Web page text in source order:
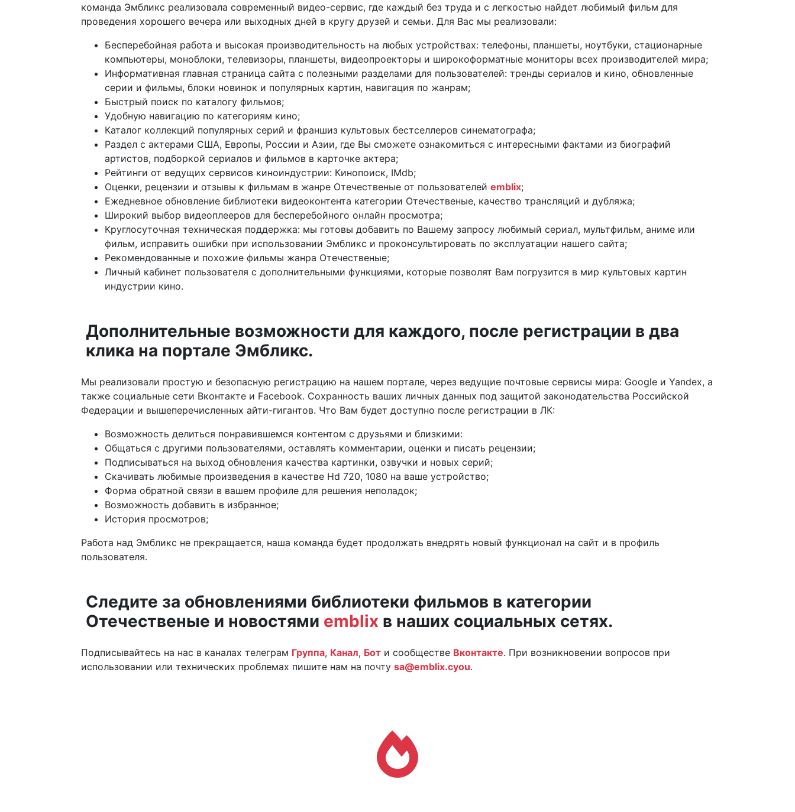
команда Эмбликс реализовала современный видео-сервис, где каждый без труда и с легкостью найдет любимый фильм для
проведения хорошего вечера или выходных дней в кругу друзей и семьи. Для Вас мы реализовали:
Бесперебойная работа и высокая производительность на любых устройствах: телефоны, планшеты, ноутбуки, стационарные
компьютеры, моноблоки, телевизоры, планшеты, видеопроекторы и широкоформатные мониторы всех производителей мира;
Информативная главная страница сайта с полезными разделами для пользователей: тренды сериалов и кино, обновленные
серии и фильмы, блоки новинок и популярных картин, навигация по жанрам;
Быстрый поиск по каталогу фильмов;
Удобную навигацию по категориям кино;
Каталог коллекций популярных серий и франшиз культовых бестселлеров синематографа;
Раздел с актерами США, Европы, России и Азии, где Вы сможете ознакомиться с интересными фактами из биографий
артистов, подборкой сериалов и фильмов в карточке актера;
Рейтинги от ведущих сервисов киноиндустрии: Кинопоиск, IMdb;
Оценки, рецензии и отзывы к фильмам в жанре Отечественые от пользователей emblix;
Ежедневное обновление библиотеки видеоконтента категории Отечественые, качество трансляций и дубляжа;
Широкий выбор видеоплееров для бесперебойного онлайн просмотра;
Круглосуточная техническая поддержка: мы готовы добавить по Вашему запросу любимый сериал, мультфильм, аниме или
фильм, исправить ошибки при использовании Эмбликc и проконсультировать по эксплуатации нашего сайта;
Рекомендованные и похожие фильмы жанра Отечественые;
Личный кабинет пользователя с дополнительными функциями, которые позволят Вам погрузится в мир культовых картин
индустрии кино.
Дополнительные возможности для каждого, после регистрации в два
клика на портале Эмбликс.
Мы реализовали простую и безопасную регистрацию на нашем портале, через ведущие почтовые сервисы мира: Google и Yandex, а
также социальные сети Вконтакте и Facebook. Сохранность ваших личных данных под защитой законодательства Российской
Федерации и вышеперечисленных айти-гигантов. Что Вам будет доступно после регистрации в ЛК:
Возможность делиться понравившемся контентом с друзьями и близкими:
Общаться с другими пользователями, оставлять комментарии, оценки и писать рецензии;
Подписываться на выход обновления качества картинки, озвучки и новых серий;
Скачивать любимые произведения в качестве Hd 720, 1080 на ваше устройство;
Форма обратной связи в вашем профиле для решения неполадок;
Возможность добавить в избранное;
История просмотров;
Работа над Эмбликс не прекращается, наша команда будет продолжать внедрять новый функционал на сайт и в профиль
пользователя.
Следите за обновлениями библиотеки фильмов в категории
Отечественые и новостями emblix в наших социальных сетях.
Подписывайтесь на нас в каналах телеграм Группа, Канал, Бот и сообществе Вконтакте. При возникновении вопросов при
использовании или технических проблемах пишите нам на почту sa@emblix.cyou.